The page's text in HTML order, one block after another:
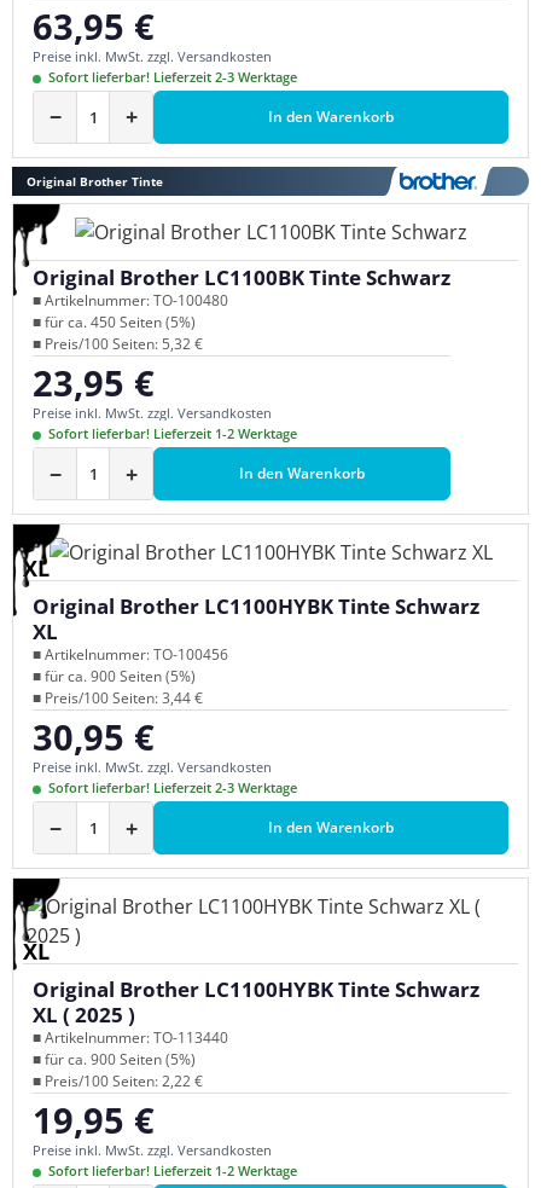
Regulärer Preis:
63,95 €
Preise inkl. MwSt. zzgl. Versandkosten
Sofort lieferbar! Lieferzeit 2-3 Werktage
− + In den Warenkorb
Original Brother Tinte
Original Brother LC1100BK Tinte Schwarz
■ Artikelnummer: TO-100480
■ für ca. 450 Seiten (5%)
■ Preis/100 Seiten: 5,32 €
Regulärer Preis:
23,95 €
Preise inkl. MwSt. zzgl. Versandkosten
Sofort lieferbar! Lieferzeit 1-2 Werktage
− + In den Warenkorb
XL
Original Brother LC1100HYBK Tinte Schwarz
XL
■ Artikelnummer: TO-100456
■ für ca. 900 Seiten (5%)
■ Preis/100 Seiten: 3,44 €
Regulärer Preis:
30,95 €
Preise inkl. MwSt. zzgl. Versandkosten
Sofort lieferbar! Lieferzeit 2-3 Werktage
− + In den Warenkorb
XL
Original Brother LC1100HYBK Tinte Schwarz
XL ( 2025 )
■ Artikelnummer: TO-113440
■ für ca. 900 Seiten (5%)
■ Preis/100 Seiten: 2,22 €
Regulärer Preis:
19,95 €
Preise inkl. MwSt. zzgl. Versandkosten
Sofort lieferbar! Lieferzeit 1-2 Werktage